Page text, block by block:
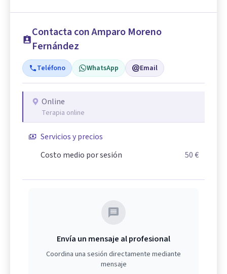
Contacta con Amparo Moreno
Fernández
Teléfono WhatsApp Email
Online
Terapia online
Servicios y precios
Costo medio por sesión
50 €
Envía un mensaje al profesional
Coordina una sesión directamente mediante
mensaje